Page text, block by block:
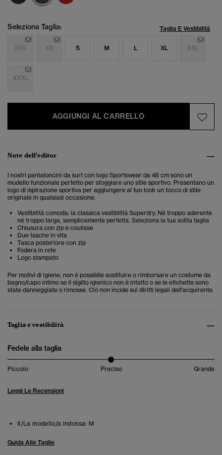
Seleziona Taglia: Taglia E Vestibilità
XXS XS S M L XL XXL
XXXL
AGGIUNGI AL CARRELLO
Note dell'editor
I nostri pantaloncini da surf con logo Sportswear da 48 cm sono un
modello funzionale perfetto per sfoggiare uno stile sportivo. Presentano un
logo di ispirazione sportiva per aggiungere al tuo look un tocco di stile
originale in qualsiasi occasione.
Vestibilità comoda: la classica vestibilità Superdry. Né troppo aderente
né troppo larga, semplicemente perfetta. Seleziona la tua solita taglia
Chiusura con zip e coulisse
Due tasche in vita
Tasca posteriore con zip
Fodera in rete
Logo stampato
Per motivi di igiene, non è possibile sostituire o rimborsare un costume da
bagno/capo intimo se il sigillo igienico non è intatto o se le etichette sono
state danneggiate o rimosse. Ciò non incide sui diritti legali dell'acquirente.
Taglia e vestibilità
Fedele alla taglia
Piccolo Preciso Grande
Leggi Le Recensioni
Il/La modello/a indossa: M
Guida Alle Taglie